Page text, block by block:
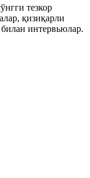
тезкор
қизиқарли
интервьюлар.